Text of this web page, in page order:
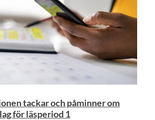
tackar och påminner om
för läsperiod 1